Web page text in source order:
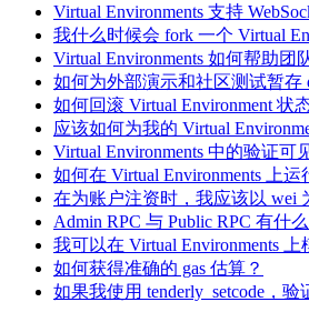
Virtual Environments 支持
我什么时候会 fork 一个 Virtual
Virtual Environments 如何帮助团
如何为外部演示和社区测试暂存
如何回滚 Virtual Environment 状
应该如何为我的 Virtual
Virtual Environments 中的验证可
如何在 Virtual Environments 上运
在为账户注资时，我应该以 wei
Admin RPC 与 Public RPC 有什
我可以在 Virtual Environments 上
如何获得准确的 gas 估算？
如果我使用 tenderly_setcode，验